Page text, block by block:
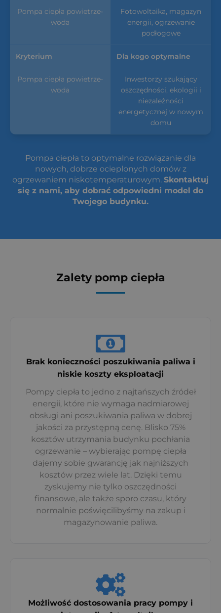
Fotowoltaika, magazyn
energii, ogrzewanie
podłogowe
Dla kogo optymalne
Inwestorzy szukający
oszczędności, ekologii i
niezależności
energetycznej w nowym
domu
Pompa ciepła to optymalne rozwiązanie dla
nowych, dobrze ocieplonych domów z
ogrzewaniem niskotemperaturowym. Skontaktuj
się z nami, aby dobrać odpowiedni model do
Twojego budynku.
Zalety pomp ciepła
Brak konieczności poszukiwania paliwa i
niskie koszty eksploatacji
Pompy ciepła to jedno z najtańszych źródeł
energii, które nie wymaga nadmiarowej
obsługi ani poszukiwania paliwa w dobrej
jakości za przystępną cenę. Blisko 75%
kosztów utrzymania budynku pochłania
ogrzewanie – wybierając pompę ciepła
dajemy sobie gwarancję jak najniższych
kosztów przez wiele lat. Dzięki temu
zyskujemy nie tylko oszczędności
finansowe, ale także sporo czasu, który
normalnie poświęcilibyśmy na zakup i
magazynowanie paliwa.
Możliwość dostosowania pracy pompy i